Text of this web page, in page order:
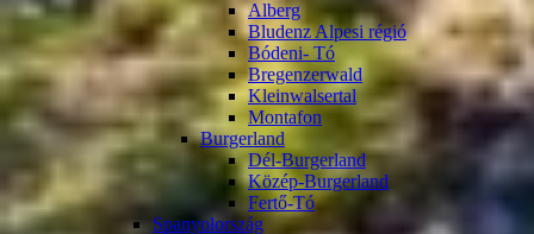
Alberg
Bludenz Alpesi régió
Bódeni- Tó
Bregenzerwald
Kleinwalsertal
Montafon
Burgerland
Dél-Burgerland
Közép-Burgerland
Fertő-Tó
Spanyolország